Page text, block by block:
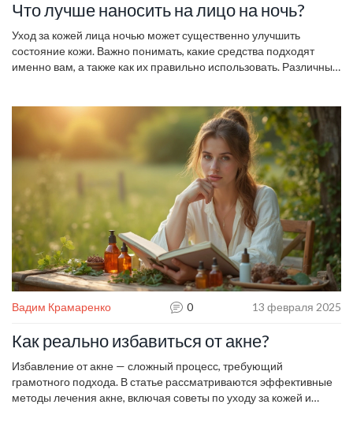
Что лучше наносить на лицо на ночь?
Уход за кожей лица ночью может существенно улучшить
состояние кожи. Важно понимать, какие средства подходят
именно вам, а также как их правильно использовать. Различные
Понимание потребностей своей кожи — ключ к выбору средств.
Правильный ночной уход помогает сохранить молодость и
здоровье кожи.
Вадим Крамаренко 0 13 февраля 2025
Как реально избавиться от акне?
Избавление от акне — сложный процесс, требующий
грамотного подхода. В статье рассматриваются эффективные
методы лечения акне, включая советы по уходу за кожей и